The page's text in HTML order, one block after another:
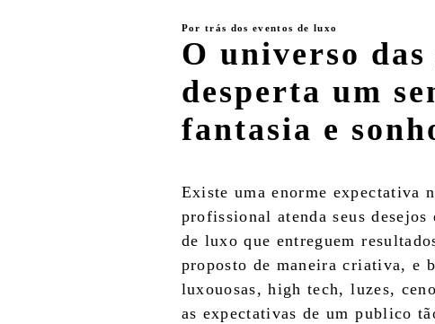
Por trás dos eventos de luxo
O universo
desperta um
fantasia e
Existe uma enorme expectativa
profissional atenda seus
de luxo que entreguem
proposto de maneira criativa, e
luxouosas, high tech, luzes,
as expectativas de um publico